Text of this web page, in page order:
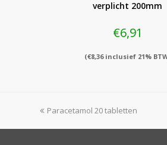
verplicht 200mm
€6,91
(€8,36inclusief 21%
previous
Paracetamol 20 tabletten